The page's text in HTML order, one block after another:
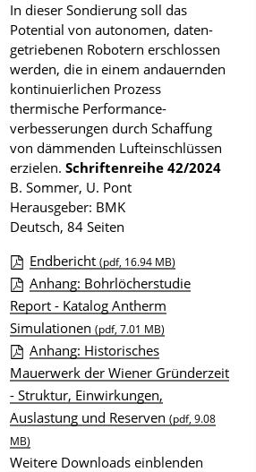
d
s
z
u
r
P
u
b
l
k
a
t
i
o
n
In dieser Sondierung soll das
Potential von autonomen, daten-
getriebenen Robotern erschlossen
werden, die in einem andauernden
kontinuierlichen Prozess
thermische Performance­
verbesserungen durch Schaffung
von dämmenden Lufteinschlüssen
erzielen. Schriftenreihe 42/2024
B. Sommer, U. Pont
Herausgeber: BMK
Deutsch, 84 Seiten
D
o
w
n
l
o
a
d
Endbericht (pdf, 16.94 MB)
Anhang: Bohrlöcherstudie
Report - Katalog Antherm
Simulationen (pdf, 7.01 MB)
Anhang: Historisches
Mauerwerk der Wiener Gründerzeit
- Struktur, Einwirkungen,
Auslastung und Reserven (pdf, 9.08
MB)
Weitere Downloads einblenden